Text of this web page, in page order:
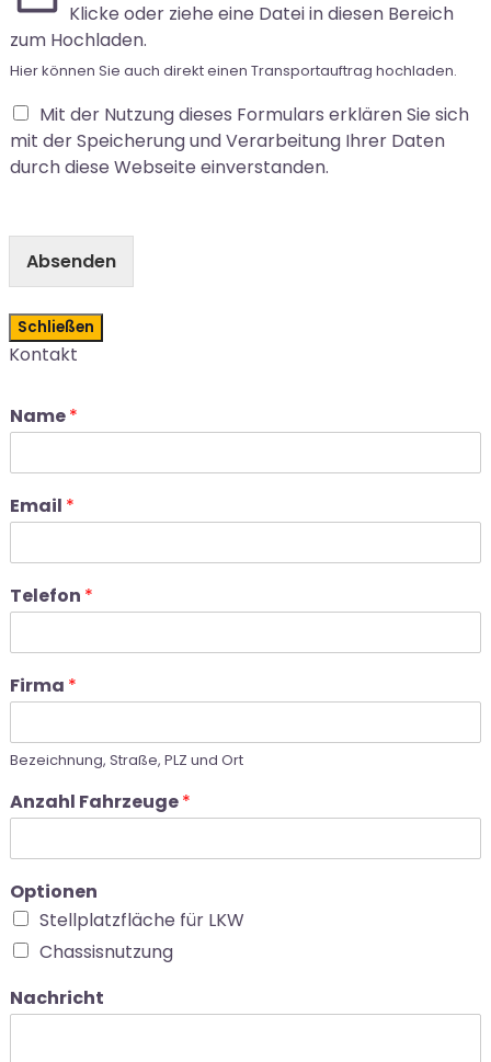
Klicke oder ziehe eine Datei in diesen Bereich
zum Hochladen.
Hier können Sie auch direkt einen Transportauftrag hochladen.
Mit der Nutzung dieses Formulars erklären Sie sich
mit der Speicherung und Verarbeitung Ihrer Daten
durch diese Webseite einverstanden.
Absenden
Schließen
Kontakt
Name*
Email *
Telefon *
Firma *
Bezeichnung, Straße, PLZ und Ort
Anzahl Fahrzeuge*
Optionen
Stellplatzfläche für LKW
Chassisnutzung
Nachricht